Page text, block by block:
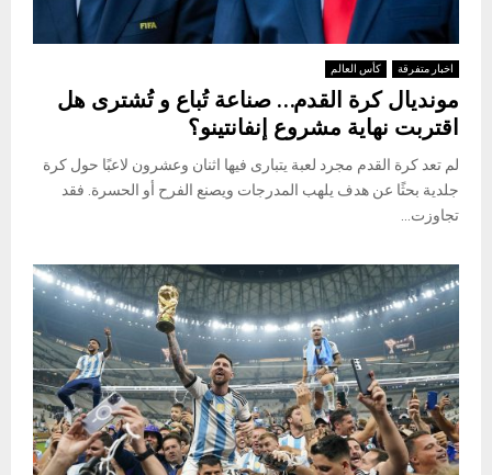
اخبار متفرقة كأس العالم
مونديال كرة القدم… صناعة تُباع و تُشترى هل
اقتربت نهاية مشروع إنفانتينو؟
لم تعد كرة القدم مجرد لعبة يتبارى فيها اثنان وعشرون لاعبًا حول كرة
جلدية بحثًا عن هدف يلهب المدرجات ويصنع الفرح أو الحسرة. فقد
تجاوزت...